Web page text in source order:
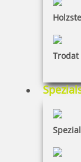
Trodat
NORIS 199 weiß